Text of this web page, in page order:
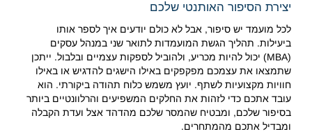
יצירת הסיפור האותנטי שלכם
לכל מועמד יש סיפור, אבל לא כולם יודעים איך לספר אותו
ביעילות. תהליך הגשת המועמדות לתואר שני במנהל עסקים
(MBA) יכול להיות מכריע, ולהוביל לספקות עצמיים ובלבול. ייתכן
שתמצאו את עצמכם מפקפקים באילו הישגים להדגיש או באילו
חוויות מקצועיות לשתף. יועץ משמש כלוח תהודה ביקורתי. הוא
עובד אתכם כדי לזהות את החלקים המשפיעים והרלוונטיים ביותר
בסיפור שלכם, ומבטיח שהמסר שלכם מהדהד אצל ועדת הקבלה
ומבדיל אתכם מהמתחרים.